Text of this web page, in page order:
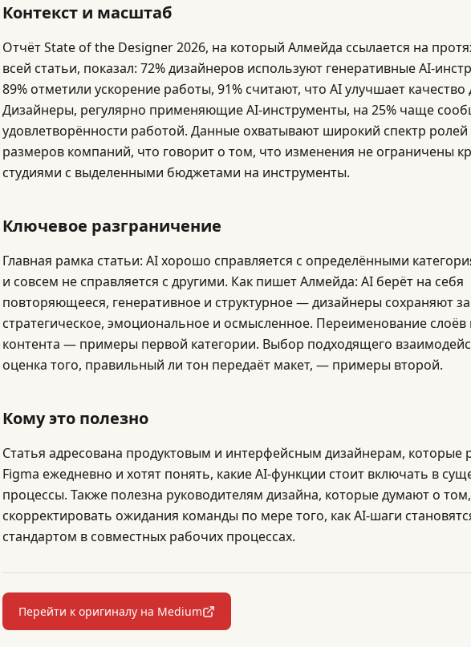
Контекст и масштаб
Отчёт State of the Designer 2026, на который Алмейда ссылается на
всей статьи, показал: 72% дизайнеров используют генеративные AI-
89% отметили ускорение работы, 91% считают, что AI улучшает качество
Дизайнеры, регулярно применяющие AI-инструменты, на 25% чаще
удовлетворённости работой. Данные охватывают широкий спектр ролей
размеров компаний, что говорит о том, что изменения не ограничены
студиями с выделенными бюджетами на инструменты.
Ключевое разграничение
Главная рамка статьи: AI хорошо справляется с определёнными
и совсем не справляется с другими. Как пишет Алмейда: AI берёт на себя
повторяющееся, генеративное и структурное — дизайнеры сохраняют
стратегическое, эмоциональное и осмысленное. Переименование слоёв
контента — примеры первой категории. Выбор подходящего
оценка того, правильный ли тон передаёт макет, — примеры второй.
Кому это полезно
Статья адресована продуктовым и интерфейсным дизайнерам, которые
Figma ежедневно и хотят понять, какие AI-функции стоит включать в
процессы. Также полезна руководителям дизайна, которые думают о
скорректировать ожидания команды по мере того, как AI-шаги
стандартом в совместных рабочих процессах.
Перейти к оригиналу на Medium